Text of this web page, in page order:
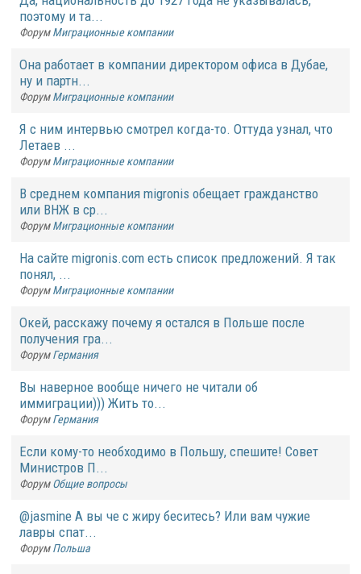
поэтому и та...
Форум Миграционные компании
Она работает в компании директором офиса в Дубае,
ну и партн...
Форум Миграционные компании
Я с ним интервью смотрел когда-то. Оттуда узнал, что
Летаев ...
Форум Миграционные компании
В среднем компания migronis обещает гражданство
или ВНЖ в ср...
Форум Миграционные компании
На сайте migronis.com есть список предложений. Я так
понял, ...
Форум Миграционные компании
Окей, расскажу почему я остался в Польше после
получения гра...
Форум Германия
Вы наверное вообще ничего не читали об
иммиграции))) Жить то...
Форум Германия
Если кому-то необходимо в Польшу, спешите! Совет
Министров П...
Форум Общие вопросы
@jasmine А вы че с жиру беситесь? Или вам чужие
лавры спат...
Форум Польша